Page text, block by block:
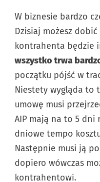
W biznesie bardzo
Dzisiaj możesz
kontrahenta będzie
wszystko trwa
początku pójść w
Niestety wygląda to
umowę musi
AIP mają na to 5 dni
dniowe tempo
Następnie musi ją
dopiero wówczas
kontrahentowi.